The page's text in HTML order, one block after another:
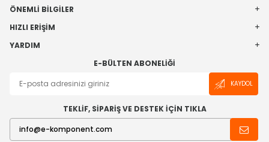
ÖNEMLI BILGILER
HIZLI ERIŞIM
YARDIM
E-BÜLTEN ABONELIĞI
KAYDOL
TEKLİF, SİPARİŞ VE DESTEK İÇİN TIKLA